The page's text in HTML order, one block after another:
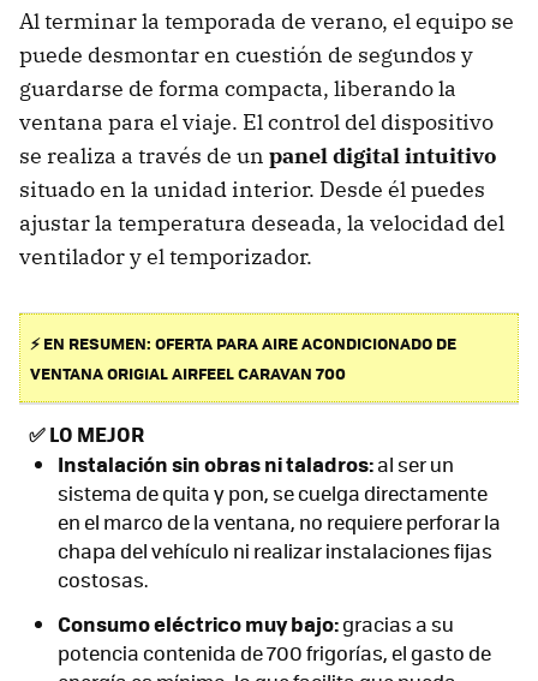
Al terminar la temporada de verano, el equipo se
puede desmontar en cuestión de segundos y
guardarse de forma compacta, liberando la
ventana para el viaje. El control del dispositivo
se realiza a través de un panel digital intuitivo
situado en la unidad interior. Desde él puedes
ajustar la temperatura deseada, la velocidad del
ventilador y el temporizador.
⚡ EN RESUMEN: OFERTA PARA AIRE ACONDICIONADO DE
VENTANA ORIGIAL AIRFEEL CARAVAN 700
✅LO MEJOR
Instalación sin obras ni taladros:al ser un
sistema de quita y pon, se cuelga directamente
en el marco de la ventana, no requiere perforar la
chapa del vehículo ni realizar instalaciones fijas
costosas.
Consumo eléctrico muy bajo:gracias a su
potencia contenida de 700 frigorías, el gasto de